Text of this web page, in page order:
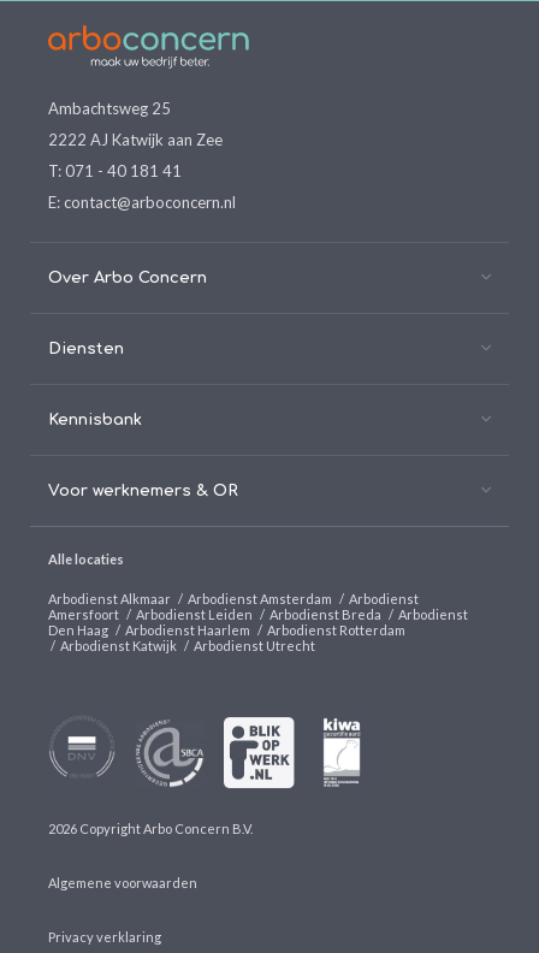
Ambachtsweg 25
2222 AJ Katwijk aan Zee
T: 071 - 40 181 41
E: contact@arboconcern.nl
Over Arbo Concern
Diensten
Kennisbank
Voor werknemers & OR
Alle locaties
Arbodienst Alkmaar / Arbodienst Amsterdam / Arbodienst
Amersfoort / Arbodienst Leiden / Arbodienst Breda / Arbodienst
Den Haag / Arbodienst Haarlem / Arbodienst Rotterdam
/ Arbodienst Katwijk / Arbodienst Utrecht
2026 Copyright Arbo Concern B.V.
Algemene voorwaarden
Privacy verklaring